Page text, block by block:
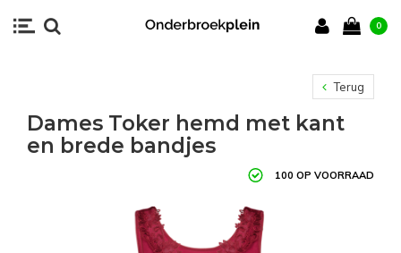
0
Terug
Dames Toker hemd met kant
en brede bandjes
100 OP VOORRAAD